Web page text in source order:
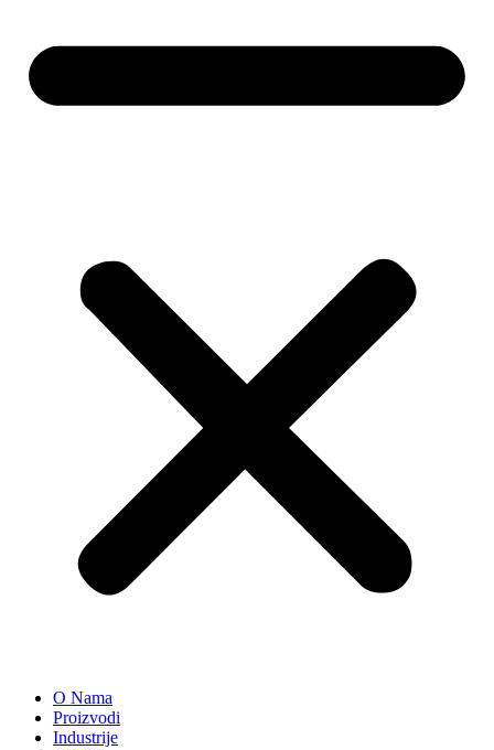
O Nama
Proizvodi
Industrije